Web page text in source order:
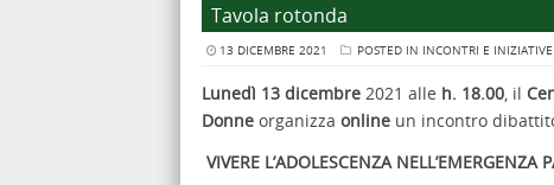
Tavola rotonda
13 DICEMBRE 2021 POSTED IN INCONTRI E INIZIATIVE
Lunedì 13 dicembre 2021 alle h. 18.00, il
Donne organizza online un incontro
VIVERE L’ADOLESCENZA NELL’EMERGENZA